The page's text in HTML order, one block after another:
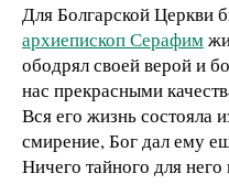
Для Болгарской Церкви
архиепископ Серафим
ободрял своей верой и
нас прекрасными
Вся его жизнь состояла
смирение, Бог дал ему
Ничего тайного для